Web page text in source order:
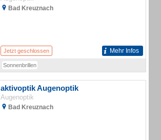
Bad Kreuznach
Jetzt geschlossen Mehr Infos
Sonnenbrillen
aktivoptik Augenoptik
Augenoptik
Bad Kreuznach